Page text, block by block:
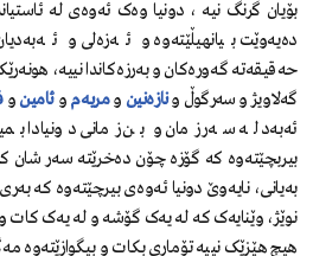
بۆیان گرنگ نیە ، دونیا وەک ئەوەی لە
دەیەوێت بیانهیڵێتەوە و ئەزەلی و
حەقیقەتە گەورەکان و بەرزەکاندا نییە،
گەلاویژ و سەرگوڵ ونازەنین ومریەم و ئامین و
ئەبەد لە سەر زمان و بن زمانی دونیادا
بیربچێتەوە کە گۆزە چۆن دەخرێتە سەر شان
بەیانی، نایەوێ دونیا ئەوەی بیرچێتەوە کە
نوێژ، وێنایەک کە لە یەک گۆشە و لە یەک کات
هیچ هێزێک نییە تۆماری بکات و بیگوازێتەوە